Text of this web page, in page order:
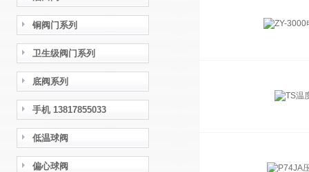
铜阀门系列
卫生级阀门系列
底阀系列
手机 13817855033
低温球阀
偏心球阀